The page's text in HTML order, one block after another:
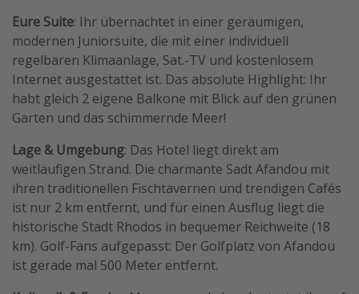
Eure Suite: Ihr übernachtet in einer geräumigen,
modernen Juniorsuite, die mit einer individuell
regelbaren Klimaanlage, Sat.-TV und kostenlosem
Internet ausgestattet ist. Das absolute Highlight: Ihr
habt gleich 2 eigene Balkone mit Blick auf den grünen
Garten und das schimmernde Meer!
Lage & Umgebung: Das Hotel liegt direkt am
weitläufigen Strand. Die charmante Sadt Afandou mit
ihren traditionellen Fischtavernen und trendigen Cafés
ist nur 2 km entfernt, und für einen Ausflug liegt die
historische Stadt Rhodos in bequemer Reichweite (18
km). Golf-Fans aufgepasst: Der Golfplatz von Afandou
ist gerade mal 500 Meter entfernt.